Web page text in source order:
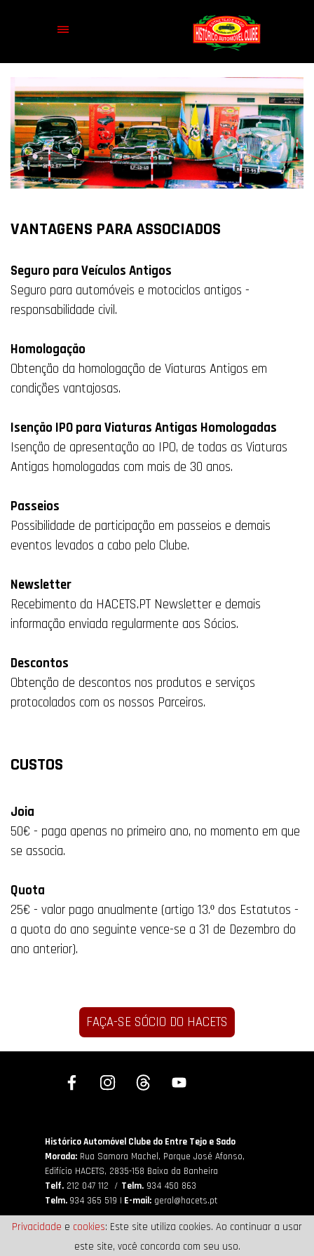
VANTAGENS PARA ASSOCIADOS
Seguro para Veículos Antigos
Seguro para automóveis e motociclos antigos -
responsabilidade civil.
Homologação
Obtenção da homologação de Viaturas Antigos em
condições vantajosas.
Isenção IPO para Viaturas Antigas Homologadas
Isenção de apresentação ao IPO, de todas as Viaturas
Antigas homologadas com mais de 30 anos.
Passeios
Possibilidade de participação em passeios e demais
eventos levados a cabo pelo Clube.
Newsletter
Recebimento da HACETS.PT Newsletter e demais
informação enviada regularmente aos Sócios.
Descontos
Obtenção de descontos nos produtos e serviços
protocolados com os nossos Parceiros.
CUSTOS
Joia
50€ - paga apenas no primeiro ano, no momento em que
se associa.
Quota
25€ - valor pago anualmente (artigo 13.º dos Estatutos -
a quota do ano seguinte vence-se a 31 de Dezembro do
ano anterior).
FAÇA-SE SÓCIO DO HACETS
Histórico Automóvel Clube do Entre Tejo e Sado
Morada: Rua Samora Machel, Parque José Afonso,
Edifício HACETS, 2835-158 Baixa da Banheira
Telf. 212 047 112 / Telm. 934 450 863
Telm. 934 365 519 | E-mail: geral@hacets.pt
Privacidade e cookies: Este site utiliza cookies. Ao continuar a usar
este site, você concorda com seu uso.